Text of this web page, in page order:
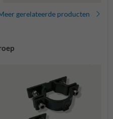
gerelateerde producten